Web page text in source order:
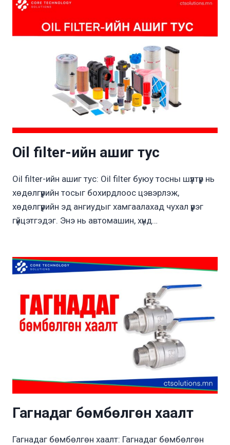
Oil filter-ийн ашиг тус
Oil filter-ийн ашиг тус: Oil filter буюу тосны шүүлтүүр нь
хөдөлгүүрийн тосыг бохирдлоос цэвэрлэж,
хөдөлгүүрийн эд ангиудыг хамгаалахад чухал үүрэг
гүйцэтгэдэг. Энэ нь автомашин, хүнд…
Гагнадаг бөмбөлгөн хаалт
Гагнадаг бөмбөлгөн хаалт: Гагнадаг бөмбөлгөн